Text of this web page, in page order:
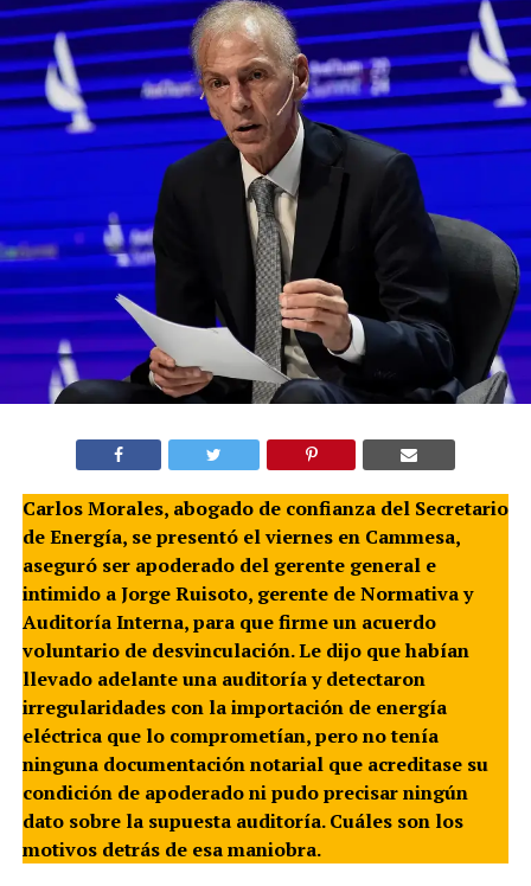
Carlos Morales, abogado de confianza del Secretario
de Energía, se presentó el viernes en Cammesa,
aseguró ser apoderado del gerente general e
intimido a Jorge Ruisoto, gerente de Normativa y
Auditoría Interna, para que firme un acuerdo
voluntario de desvinculación. Le dijo que habían
llevado adelante una auditoría y detectaron
irregularidades con la importación de energía
eléctrica que lo comprometían, pero no tenía
ninguna documentación notarial que acreditase su
condición de apoderado ni pudo precisar ningún
dato sobre la supuesta auditoría. Cuáles son los
motivos detrás de esa maniobra.